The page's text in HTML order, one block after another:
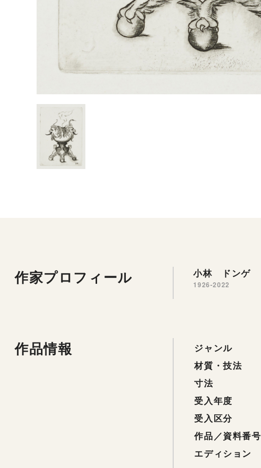
作家プロフィール 小林 ドンゲ
1926-2022
作品情報 ジャンル
材質・技法
寸法
受入年度
受入区分
作品／資料番号
エディション